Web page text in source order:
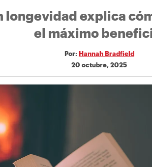
longevidad explica
el máximo
Por: Hannah Bradfield
20 octubre, 2025